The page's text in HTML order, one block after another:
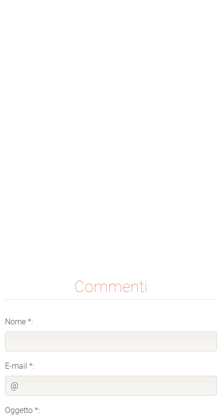
Commenti
Nome *:
E-mail *:
Oggetto *: